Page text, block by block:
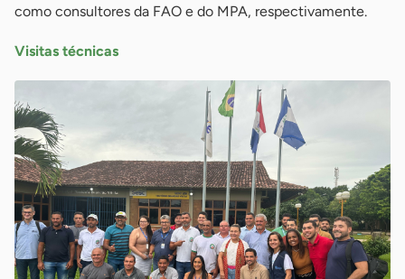
como consultores da FAO e do MPA, respectivamente.
Visitas técnicas